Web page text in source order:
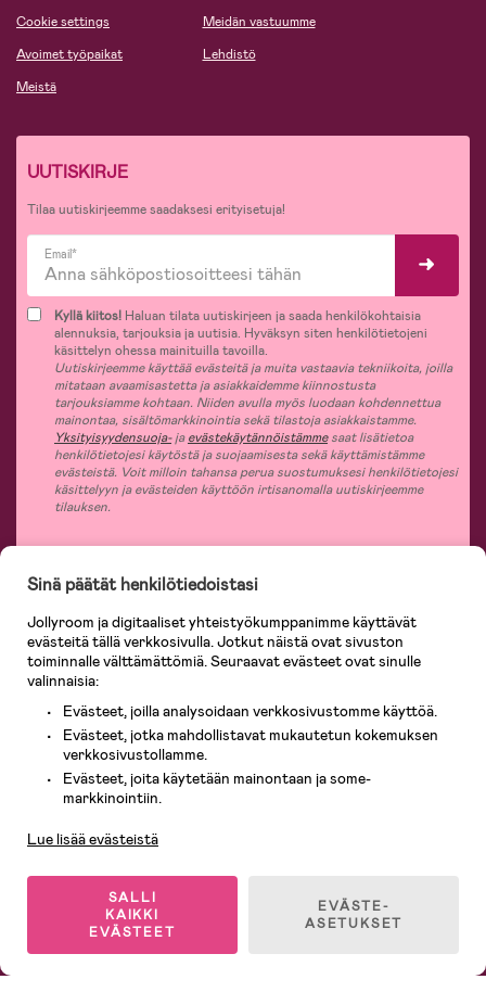
Cookie settings
Avoimet työpaikat
Meistä
Meidän vastuumme
Lehdistö
UUTISKIRJE
Tilaa uutiskirjeemme saadaksesi erityisetuja!
Email*
Kyllä kiitos! Haluan tilata uutiskirjeen ja saada henkilökohtaisia
alennuksia, tarjouksia ja uutisia. Hyväksyn siten henkilötietojeni
käsittelyn ohessa mainituilla tavoilla.
Uutiskirjeemme käyttää evästeitä ja muita vastaavia tekniikoita, joilla
mitataan avaamisastetta ja asiakkaidemme kiinnostusta
tarjouksiamme kohtaan. Niiden avulla myös luodaan kohdennettua
mainontaa, sisältömarkkinointia sekä tilastoja asiakkaistamme.
Yksityisyydensuoja-jaevästekäytännöistämmesaat lisätietoa
henkilötietojesi käytöstä ja suojaamisesta sekä käyttämistämme
evästeistä. Voit milloin tahansa perua suostumuksesi henkilötietojesi
käsittelyyn ja evästeiden käyttöön irtisanomalla uutiskirjeemme
tilauksen.
nopeasti, helposti ja aina edullisin hinnoin. Osaavan asiakaspalvelumme ja
365 päivän palautusoikeuden ansiosta voit tuntea olosi turvalliseksi ja tehdä
ostoksia hyvillä mielin. Jollyroomilta saat lastenvaunut, turvaistuimet,
vaatteet vauvoille ja lapsille, inspiroivia sisustustuotteita lastenhuoneeseen,
tuotemerkkejä, kuten Britax, Maxi-Cosi, Baby Jogger, BabyBjörn, Didriksons,
KidKraft, Ergobaby, Philips Avent, Neonate, Cybex, LEGO ja monia muita!
Tervetuloa shoppailemaan Pohjoismaiden suurimpaan lastentarvikkeiden
verkkokauppaan!
Sinä päätät henkilötiedoistasi
Jollyroom ja digitaaliset yhteistyökumppanimme käyttävät
evästeitä tällä verkkosivulla. Jotkut näistä ovat sivuston
toiminnalle välttämättömiä. Seuraavat evästeet ovat sinulle
valinnaisia:
Evästeet, joilla analysoidaan verkkosivustomme käyttöä.
Evästeet, jotka mahdollistavat mukautetun kokemuksen
verkkosivustollamme.
Evästeet, joita käytetään mainontaan ja some-
markkinointiin.
Lue lisää evästeistä
SALLI
KAIKKI
EVÄSTEET
EVÄSTE-
ASETUKSET